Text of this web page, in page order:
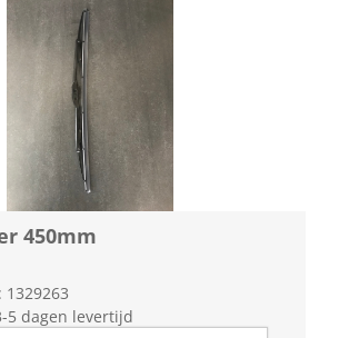
450mm
5 dagen levertijd